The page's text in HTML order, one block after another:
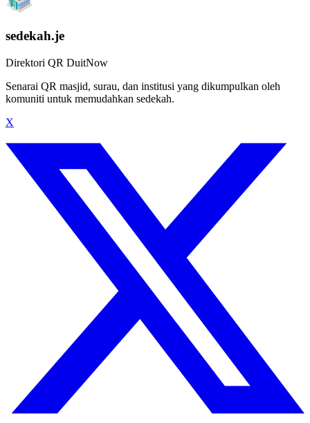
sedekah.je
Direktori QR DuitNow
Senarai QR masjid, surau, dan institusi yang dikumpulkan oleh
komuniti untuk memudahkan sedekah.
X